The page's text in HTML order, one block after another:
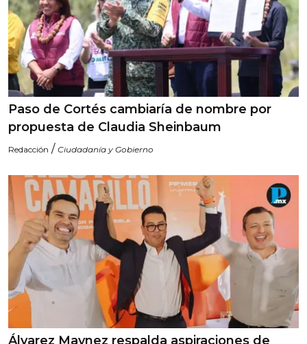
Paso de Cortés cambiaría de nombre por
propuesta de Claudia Sheinbaum
Redacción / Ciudadanía y Gobierno
Álvarez Maynez respalda aspiraciones de